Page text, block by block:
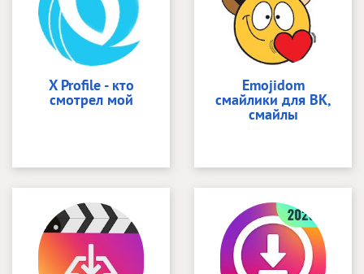
X Profile - кто
смотрел мой
Emojidom
смайлики для ВК,
смайлы